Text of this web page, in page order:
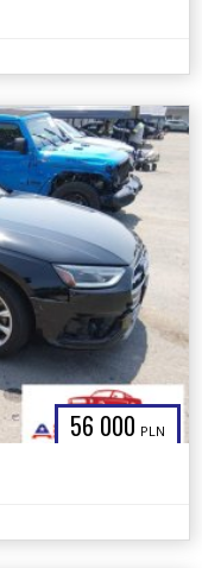
56 000 PLN